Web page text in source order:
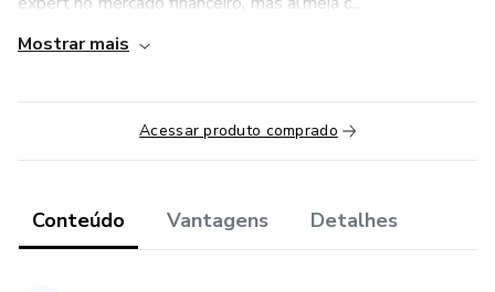
Mostrar mais
Acessar produto comprado
Conteúdo Vantagens Detalhes